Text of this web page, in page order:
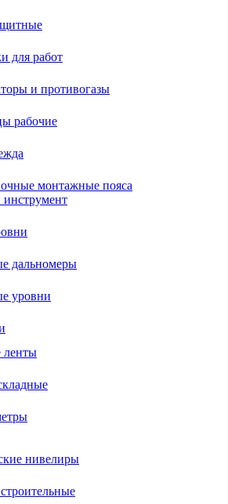
для работ
и противогазы
рабочие
монтажные пояса
дальномеры
уровни
нивелиры